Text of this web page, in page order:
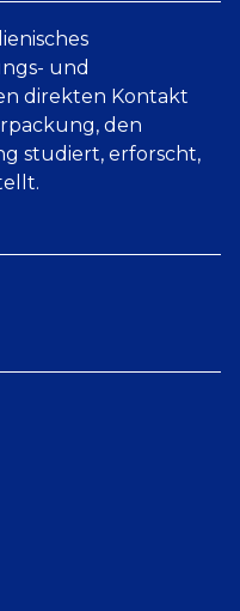
und
direkten Kontakt
den
studiert, erforscht,